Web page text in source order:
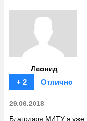
Леонид
+ 2
Отлично
29.06.2018
Благодаря МИТУ я уже